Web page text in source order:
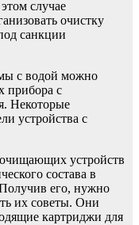
случае
очистку
санкции
с водой можно
прибора с
Некоторые
устройства с
устройств
состава в
его, нужно
их советы. Они
картриджи для